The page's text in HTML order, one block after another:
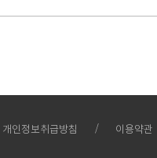
개인정보취급방침 이용약관